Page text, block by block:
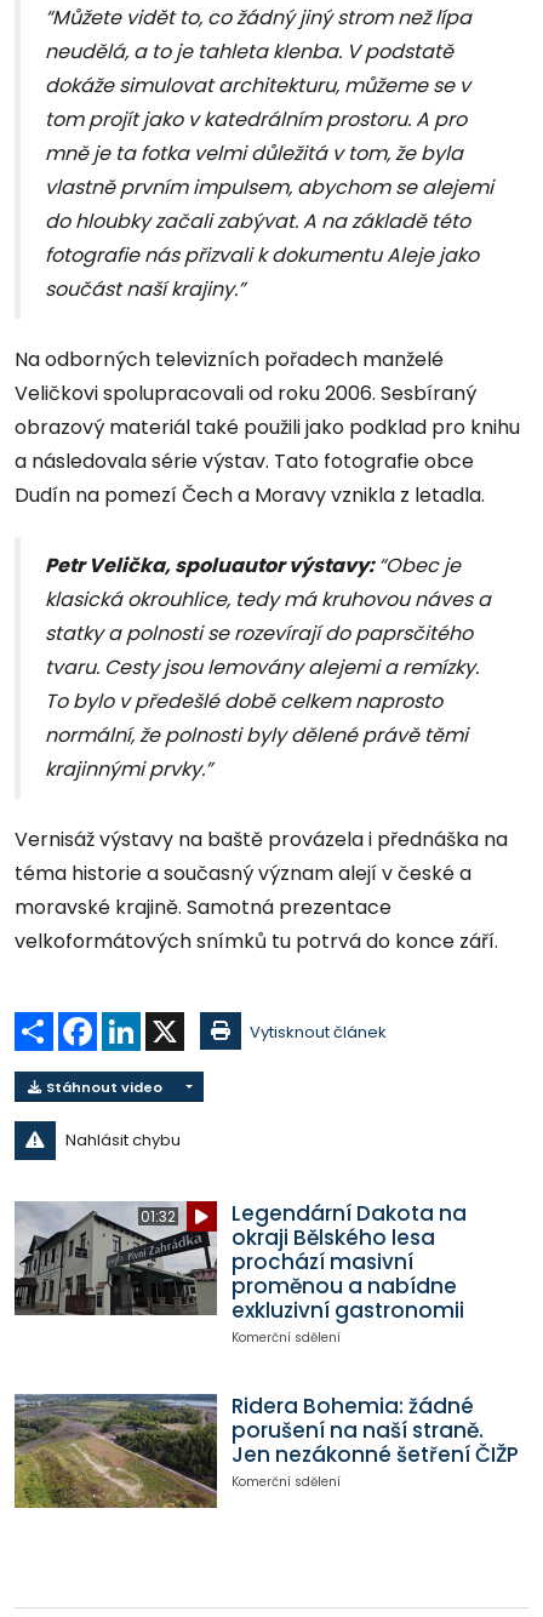
“Můžete vidět to, co žádný jiný strom než lípa
neudělá, a to je tahleta klenba. V podstatě
dokáže simulovat architekturu, můžeme se v
tom projít jako v katedrálním prostoru. A pro
mně je ta fotka velmi důležitá v tom, že byla
vlastně prvním impulsem, abychom se alejemi
do hloubky začali zabývat. A na základě této
fotografie nás přizvali k dokumentu Aleje jako
součást naší krajiny.”
Na odborných televizních pořadech manželé
Veličkovi spolupracovali od roku 2006. Sesbíraný
obrazový materiál také použili jako podklad pro knihu
a následovala série výstav. Tato fotografie obce
Dudín na pomezí Čech a Moravy vznikla z letadla.
Petr Velička, spoluautor výstavy:“Obec je
klasická okrouhlice, tedy má kruhovou náves a
statky a polnosti se rozevírají do paprsčitého
tvaru. Cesty jsou lemovány alejemi a remízky.
To bylo v předešlé době celkem naprosto
normální, že polnosti byly dělené právě těmi
krajinnými prvky.”
Vernisáž výstavy na baště provázela i přednáška na
téma historie a současný význam alejí v české a
moravské krajině. Samotná prezentace
velkoformátových snímků tu potrvá do konce září.
Sdílet Facebook
LinkedIn Vytisknout článek
Stáhnout video
Nahlásit chybu
01:32
Legendární Dakota na
okraji Bělského lesa
prochází masivní
proměnou a nabídne
exkluzivní gastronomii
Komerční sdělení
Ridera Bohemia: žádné
porušení na naší straně.
Jen nezákonné šetření ČIŽP
Komerční sdělení